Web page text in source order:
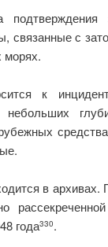
связанные с
морях.
к
небольших
в
года330.